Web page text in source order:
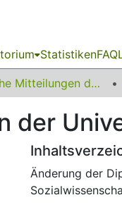
StatistikenFAQ
Amtliche Mitteilungen der Technischen Universität Dortmund
der
Änderung der